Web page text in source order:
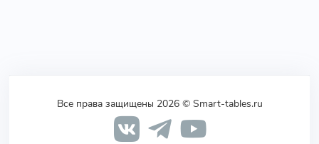
Все права защищены 2026 © Smart-tables.ru